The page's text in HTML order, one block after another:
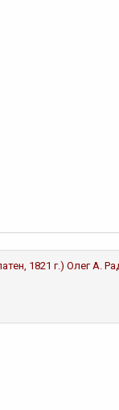
1821 г.) Олег А.